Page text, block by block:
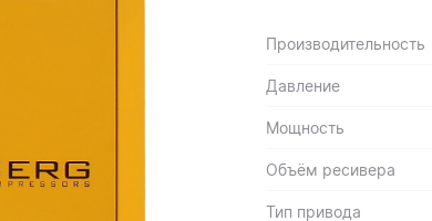
Производительность
Давление
Мощность
Объём ресивера
Тип привода